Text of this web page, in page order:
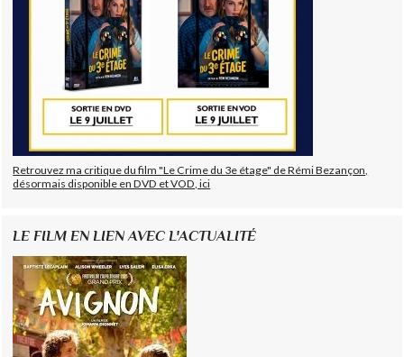
Retrouvez ma critique du film "Le Crime du 3e étage" de Rémi Bezançon,
désormais disponible en DVD et VOD, ici
LE FILM EN LIEN AVEC L'ACTUALITÉ